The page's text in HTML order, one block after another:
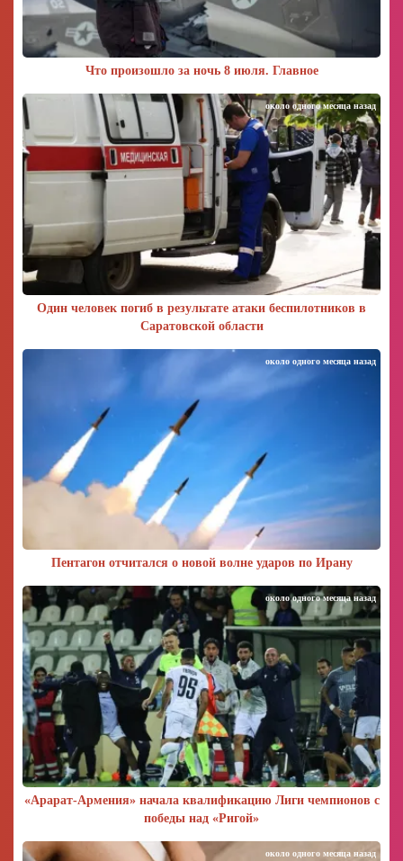
Что произошло за ночь 8 июля. Главное
Один человек погиб в результате атаки беспилотников в
Саратовской области
около одного месяца назад
Пентагон отчитался о новой волне ударов по Ирану
около одного месяца назад
«Арарат‑Армения» начала квалификацию Лиги чемпионов с
победы над «Ригой»
около одного месяца назад
около одного месяца назад